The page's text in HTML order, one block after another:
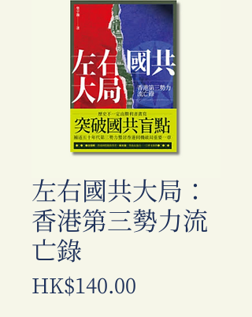
左右國共大局：
香港第三勢力流
亡錄
HK$140.00